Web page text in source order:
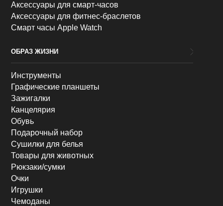
Аксессуары для смарт-часов
Аксессуары для фитнес-браслетов
Смарт часы Apple Watch
ОБРАЗ ЖИЗНИ
Инструменты
Графические планшеты
Зажигалки
Канцелярия
Обувь
Подарочный набор
Сушилки для белья
Товары для животных
Рюкзаки/сумки
Очки
Игрушки
Чемоданы